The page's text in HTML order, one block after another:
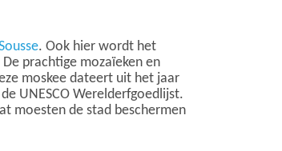
. Ook hier wordt het
prachtige mozaïeken en
moskee dateert uit het jaar
UNESCO Werelderfgoedlijst.
moesten de stad beschermen